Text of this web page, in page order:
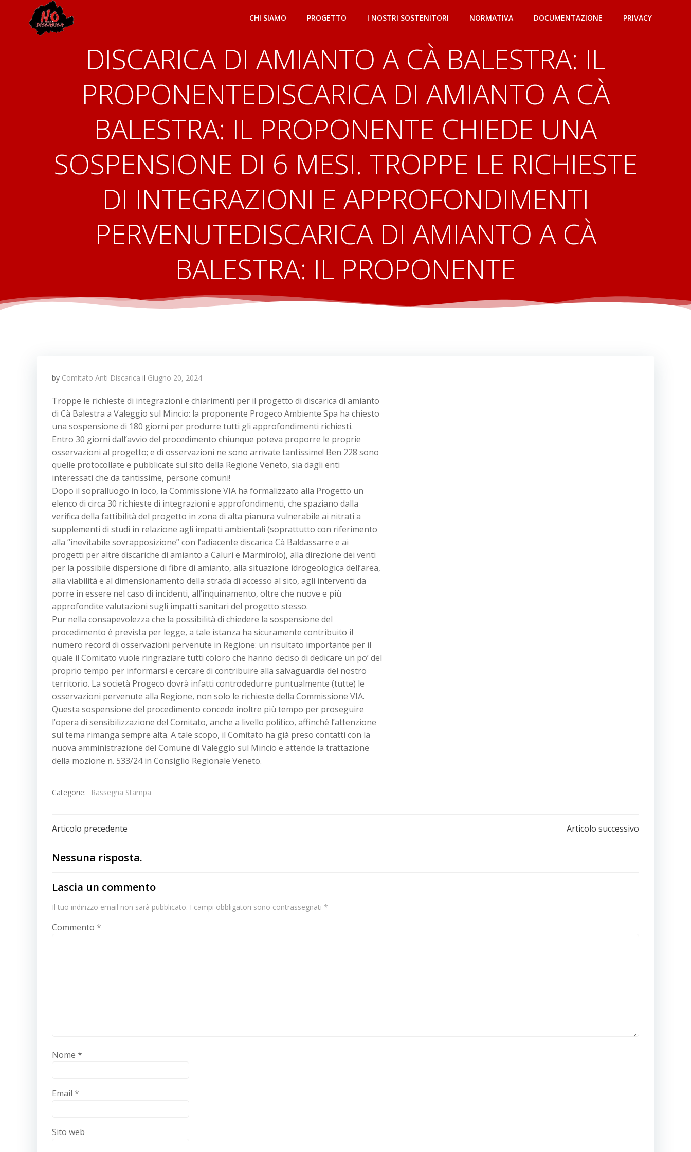
contenuto
CHI SIAMO PROGETTO I NOSTRI SOSTENITORI NORMATIVA DOCUMENTAZIONE PRIVACY
DISCARICA DI AMIANTO A CÀ BALESTRA: IL
PROPONENTEDISCARICA DI AMIANTO A CÀ
BALESTRA: IL PROPONENTE CHIEDE UNA
SOSPENSIONE DI 6 MESI. TROPPE LE RICHIESTE
DI INTEGRAZIONI E APPROFONDIMENTI
PERVENUTEDISCARICA DI AMIANTO A CÀ
BALESTRA: IL PROPONENTE
by Comitato Anti Discarica il Giugno 20, 2024
Troppe le richieste di integrazioni e chiarimenti per il progetto di discarica di amianto
di Cà Balestra a Valeggio sul Mincio: la proponente Progeco Ambiente Spa ha chiesto
una sospensione di 180 giorni per produrre tutti gli approfondimenti richiesti.
Entro 30 giorni dall’avvio del procedimento chiunque poteva proporre le proprie
osservazioni al progetto; e di osservazioni ne sono arrivate tantissime! Ben 228 sono
quelle protocollate e pubblicate sul sito della Regione Veneto, sia dagli enti
interessati che da tantissime, persone comuni!
Dopo il sopralluogo in loco, la Commissione VIA ha formalizzato alla Progetto un
elenco di circa 30 richieste di integrazioni e approfondimenti, che spaziano dalla
verifica della fattibilità del progetto in zona di alta pianura vulnerabile ai nitrati a
supplementi di studi in relazione agli impatti ambientali (soprattutto con riferimento
alla “inevitabile sovrapposizione” con l’adiacente discarica Cà Baldassarre e ai
progetti per altre discariche di amianto a Caluri e Marmirolo), alla direzione dei venti
per la possibile dispersione di fibre di amianto, alla situazione idrogeologica dell’area,
alla viabilità e al dimensionamento della strada di accesso al sito, agli interventi da
porre in essere nel caso di incidenti, all’inquinamento, oltre che nuove e più
approfondite valutazioni sugli impatti sanitari del progetto stesso.
Pur nella consapevolezza che la possibilità di chiedere la sospensione del
procedimento è prevista per legge, a tale istanza ha sicuramente contribuito il
numero record di osservazioni pervenute in Regione: un risultato importante per il
quale il Comitato vuole ringraziare tutti coloro che hanno deciso di dedicare un po’ del
proprio tempo per informarsi e cercare di contribuire alla salvaguardia del nostro
territorio. La società Progeco dovrà infatti controdedurre puntualmente (tutte) le
osservazioni pervenute alla Regione, non solo le richieste della Commissione VIA.
Questa sospensione del procedimento concede inoltre più tempo per proseguire
l’opera di sensibilizzazione del Comitato, anche a livello politico, affinché l’attenzione
sul tema rimanga sempre alta. A tale scopo, il Comitato ha già preso contatti con la
nuova amministrazione del Comune di Valeggio sul Mincio e attende la trattazione
della mozione n. 533/24 in Consiglio Regionale Veneto.
Categorie: Rassegna Stampa
Navigazione
articoli
Articolo precedente Articolo successivo
Nessuna risposta.
Lascia un commento
Il tuo indirizzo email non sarà pubblicato. I campi obbligatori sono contrassegnati *
Commento *
Nome *
Email *
Sito web